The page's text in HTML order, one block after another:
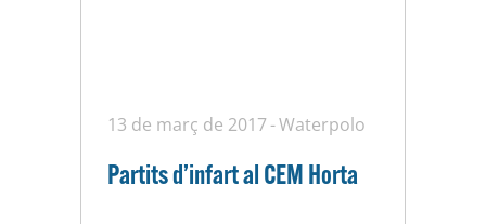
13 de març de 2017 Waterpolo
Partits d’infart al CEM Horta